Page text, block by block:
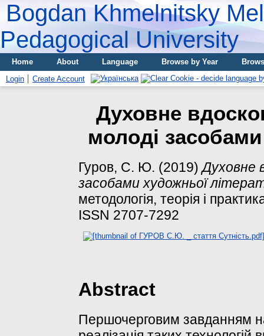
Bogdan Khmelnitsky
Pedagogical University
Home About Language Browse by Year
Login
Create Account
Духовне
молоді
Гуров, С. Ю. (2019)Духовне
засобами художньої
методологія, теорія і
ISSN 2707-7292
Abstract
Першочерговим завданням